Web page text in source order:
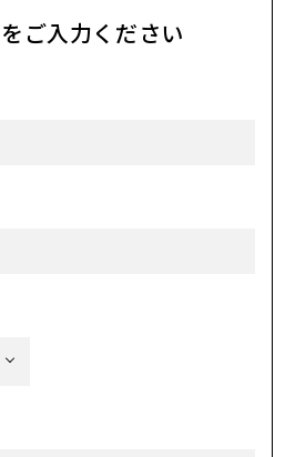
をご入力ください